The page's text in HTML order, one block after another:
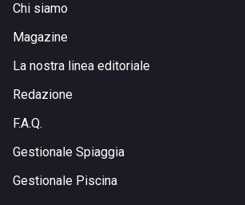
Chi siamo
Magazine
La nostra linea editoriale
Redazione
F.A.Q.
Gestionale Spiaggia
Gestionale Piscina